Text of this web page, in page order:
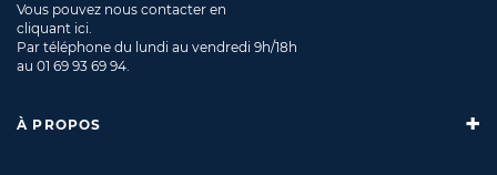
Vous pouvez nous contacter en
cliquant ici.
Par téléphone du lundi au vendredi 9h/18h
au 01 69 93 69 94.
À PROPOS